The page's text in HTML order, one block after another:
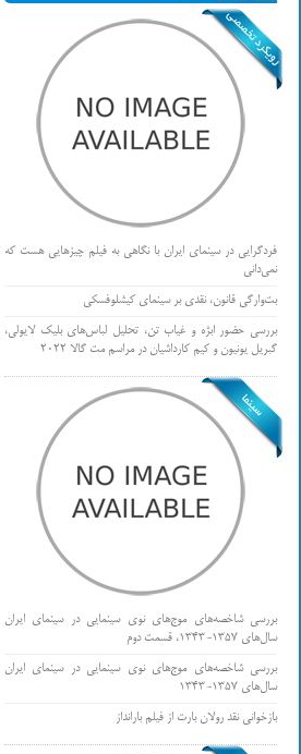
فردگرایی در سینمای ایران با نگاهی به فیلم چیزهایی هست که
نمی‌دانی
بت‌وارگی قانون، نقدی بر سینمای کیشلوفسکی
بررسی حضور ابژه و غیاب تن، تحلیل لباس‌های بلیک لایولی،
گبریل یونیون و کیم کارداشیان در مراسم مت گالا ۲۰۲۲
بررسی شاخصه‌های موج‌های نوی سینمایی در سینمای ایران
سال‌های 1357-1343، قسمت دوم
بررسی شاخصه‌های موج‌های نوی سینمایی در سینمای ایران
سال‌های 1357-1343
بازخوانی نقد رولان بارت از فیلم بارانداز